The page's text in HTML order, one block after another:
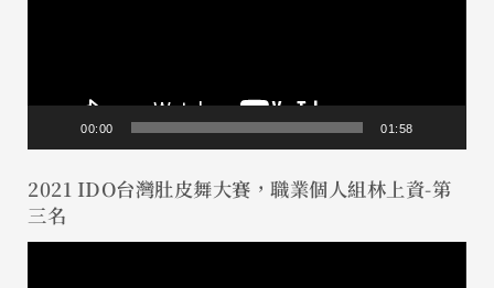
00:00 01:58
2021 IDO台灣肚皮舞大賽，職業個人組林上資-第
三名